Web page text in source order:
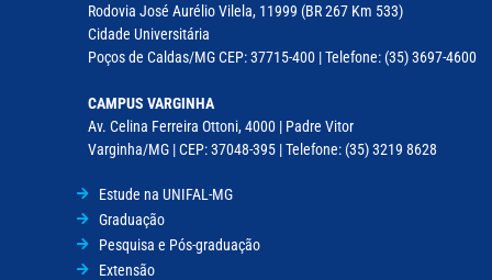
Rodovia José Aurélio Vilela, 11999 (BR 267 Km 533)
Cidade Universitária
Poços de Caldas/MG CEP: 37715-400 | Telefone: (35) 3697-4600
CAMPUS VARGINHA
Av. Celina Ferreira Ottoni, 4000 | Padre Vitor
Varginha/MG | CEP: 37048-395 | Telefone: (35) 3219 8628
Estude na UNIFAL-MG
Graduação
Pesquisa e Pós-graduação
Extensão